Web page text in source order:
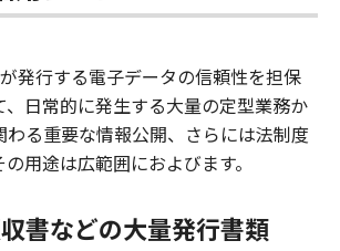
発行する電子データの信頼性を担保
、日常的に発生する大量の定型業務か
わる重要な情報公開、さらには法制度
用途は広範囲におよびます。
書などの大量発行書類